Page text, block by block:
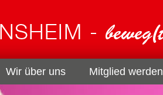
Wir über uns Mitglied werden